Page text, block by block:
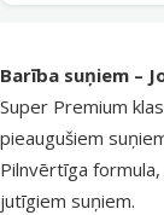
Barība suņiem –
Super Premium
pieaugušiem
Pilnvērtīga
jutīgiem suņiem.